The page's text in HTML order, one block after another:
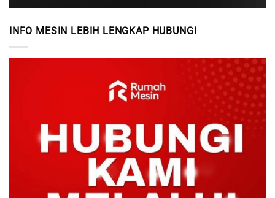
INFO MESIN LEBIH LENGKAP HUBUNGI